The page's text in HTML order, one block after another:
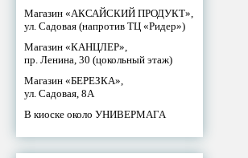
Магазин «АКСАЙСКИЙ ПРОДУКТ»,
ул. Садовая (напротив ТЦ «Ридер»)
Магазин «КАНЦЛЕР»,
пр. Ленина, 30 (цокольный этаж)
Магазин «БЕРЕЗКА»,
ул. Садовая, 8А
В киоске около УНИВЕРМАГА